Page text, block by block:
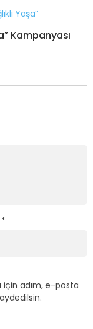
Kampanyası
*
için adım, e-posta